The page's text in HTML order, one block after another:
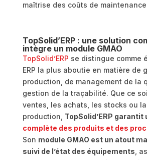
maîtrise des coûts de
TopSolid’ERP : une solution
intègre un module GMAO
TopSolid’ERP se distingue comme
ERP la plus aboutie en matière de
production, de management de la
gestion de la traçabilité. Que ce
ventes, les achats, les stocks ou la
production, TopSolid’ERP garantit
complète des produits et des
Son module GMAO est un atout
suivi de l’état des équipements ,